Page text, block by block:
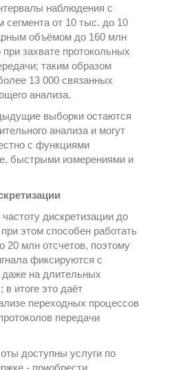
наблюдения с
от 10 тыс. до 10
объёмом до 160 млн
захвате протокольных
таким образом
13 000 связанных
анализа.
выборки остаются
анализа и могут
с функциями
быстрыми измерениями и
дискретизации до
этом способен работать
млн отсчетов, поэтому
фиксируются с
на длительных
в итоге это даёт
переходных процессов
передачи
доступны услуги по
- приобрести